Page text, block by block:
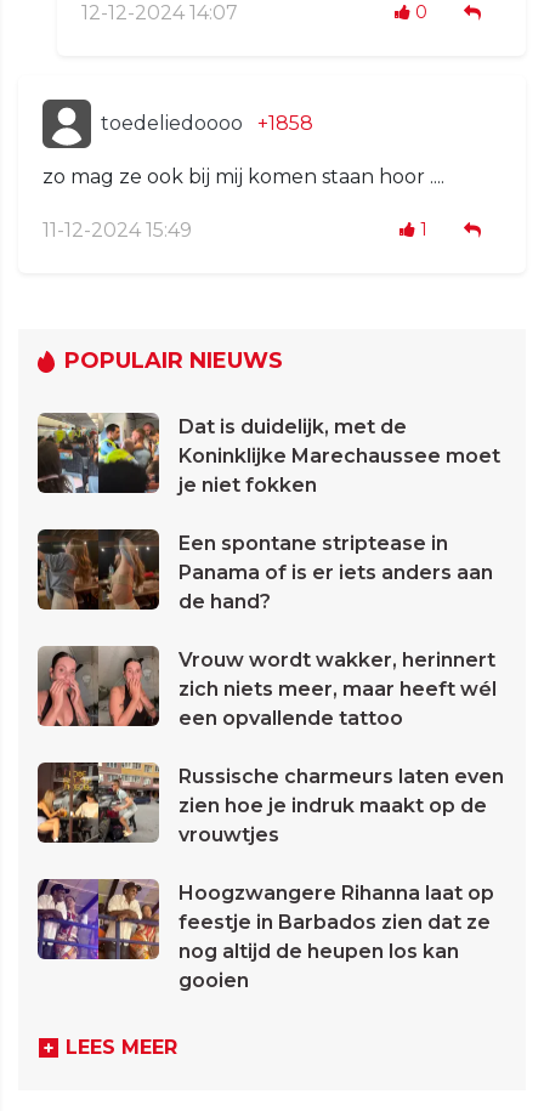
12-12-2024 14:07 0
toedeliedoooo +1858
zo mag ze ook bij mij komen staan hoor ....
11-12-2024 15:49 1
POPULAIR NIEUWS
Dat is duidelijk, met de
Koninklijke Marechaussee moet
je niet fokken
Een spontane striptease in
Panama of is er iets anders aan
de hand?
Vrouw wordt wakker, herinnert
zich niets meer, maar heeft wél
een opvallende tattoo
Russische charmeurs laten even
zien hoe je indruk maakt op de
vrouwtjes
Hoogzwangere Rihanna laat op
feestje in Barbados zien dat ze
nog altijd de heupen los kan
gooien
LEES MEER